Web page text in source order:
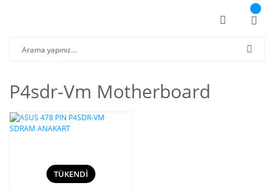
P4sdr-Vm Motherboard
TÜKENDİ